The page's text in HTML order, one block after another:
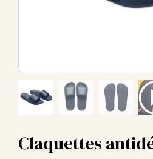
Claquettes